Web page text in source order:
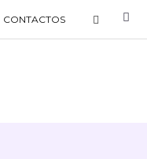
CONTACTOS